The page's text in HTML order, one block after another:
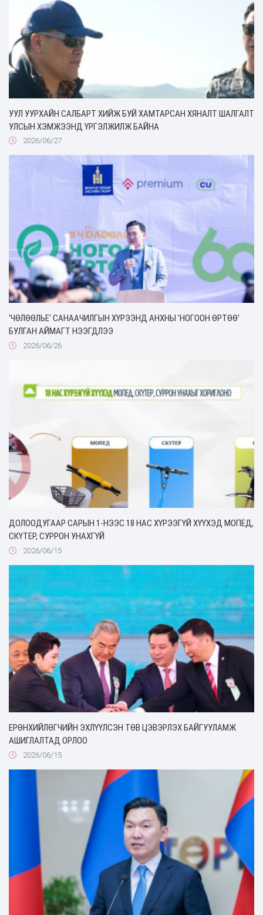
УУЛ УУРХАЙН САЛБАРТ ХИЙЖ БУЙ ХАМТАРСАН ХЯНАЛТ ШАЛГАЛТ
УЛСЫН ХЭМЖЭЭНД ҮРГЭЛЖИЛЖ БАЙНА
2026/06/27
'ЧӨЛӨӨЛЬЕ' САНААЧИЛГЫН ХҮРЭЭНД АНХНЫ 'НОГООН ӨРТӨӨ'
БУЛГАН АЙМАГТ НЭЭГДЛЭЭ
2026/06/26
ДОЛООДУГААР САРЫН 1-НЭЭС 18 НАС ХҮРЭЭГҮЙ ХҮҮХЭД МОПЕД,
СКҮТЕР, СУРРОН УНАХГҮЙ
2026/06/15
ЕРӨНХИЙЛӨГЧИЙН ЭХЛҮҮЛСЭН ТӨВ ЦЭВЭРЛЭХ БАЙГУУЛАМЖ
АШИГЛАЛТАД ОРЛОО
2026/06/15